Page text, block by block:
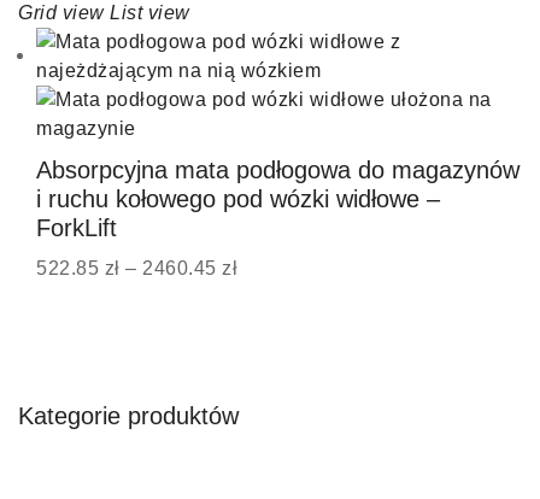
Grid view List view
Absorpcyjna mata podłogowa do magazynów
i ruchu kołowego pod wózki widłowe –
ForkLift
522.85 zł – 2460.45 zł
Kategorie produktów